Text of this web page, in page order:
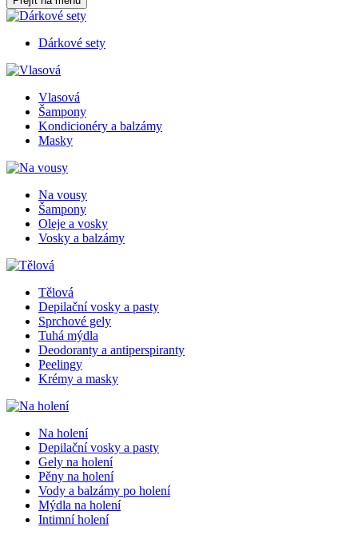
Dárkové sety
Vlasová
Šampony
Kondicionéry a balzámy
Masky
Na vousy
Šampony
Oleje a vosky
Vosky a balzámy
Tělová
Depilační vosky a pasty
Sprchové gely
Tuhá mýdla
Deodoranty a antiperspiranty
Peelingy
Krémy a masky
Na holení
Depilační vosky a pasty
Gely na holení
Pěny na holení
Vody a balzámy po holení
Mýdla na holení
Intimní holení